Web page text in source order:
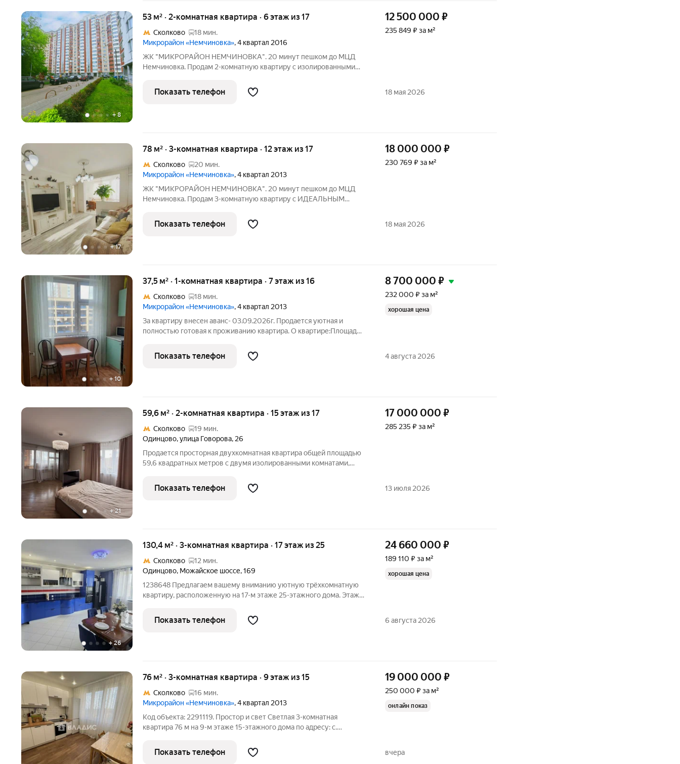
+8
53 м² · 2-комнатная квартира · 6 этаж из 17
Сколково
18 мин.
Микрорайон «Немчиновка», 4 квартал 2016
ЖК "МИКРОРАЙОН НЕМЧИНОВКА". 20 минут пешком до МЦД
Немчиновка. Продам 2-комнатную квартиру с изолированными
П-44Т. В квартире санузел раздельный, балкон застеклен.
Площадь указана с учетом
12 500 000 ₽
235 849 ₽ за м²
Показать телефон 18 мая 2026
+17
78 м² · 3-комнатная квартира · 12 этаж из 17
Сколково
20 мин.
Микрорайон «Немчиновка», 4 квартал 2013
ЖК "МИКРОРАЙОН НЕМЧИНОВКА". 20 минут пешком до МЦД
Немчиновка. Продам 3-комнатную квартиру с ИДЕАЛЬНЫМ
этаже 17-этажного дома. В квартире выполнен качественный
ремонт, оборудована гардеробная комната
18 000 000 ₽
230 769 ₽ за м²
Показать телефон 18 мая 2026
+10
37,5 м² · 1-комнатная квартира · 7 этаж из 16
Сколково
18 мин.
Микрорайон «Немчиновка», 4 квартал 2013
За квартиру внесен аванс- 03.09.2026г. Продается уютная и
полностью готовая к проживанию квартира. О квартире:Площадь:
шума дорог. Состояние: Выполнен аккуратный косметический
ремонт.
8 700 000 ₽
232 000 ₽ за м²
хорошая цена
Показать телефон 4 августа 2026
+21
59,6 м² · 2-комнатная квартира · 15 этаж из 17
Сколково
19 мин.
Одинцово,улица Говорова, 26
Продается просторная двухкомнатная квартира общей площадью
59,6 квадратных метров с двумя изолированными комнатами,
не просто приятный бонус, а практичное решение: один можно
использовать
17 000 000 ₽
285 235 ₽ за м²
Показать телефон 13 июля 2026
+26
130,4 м² · 3-комнатная квартира · 17 этаж из 25
Сколково
12 мин.
Одинцово, Можайское шоссе,169
1238648 Предлагаем вашему вниманию уютную трёхкомнатную
квартиру, расположенную на 17-м этаже 25-этажного дома. Этаж:
кухни: 21.3 м Раздельный санузел: 1 Совместный санузел: 1
Ремонт:
24 660 000 ₽
189 110 ₽ за м²
хорошая цена
Показать телефон 6 августа 2026
76 м² · 3-комнатная квартира · 9 этаж из 15
Сколково
16 мин.
Микрорайон «Немчиновка», 4 квартал 2013
Код объекта: 2291119. Простор и свет Светлая 3-комнатная
квартира 76 м на 9-м этаже 15-этажного дома по адресу: с.
двор дают хорошее естественное освещение в разное время дня
утро в
19 000 000 ₽
250 000 ₽ за м²
онлайн показ
Показать телефон вчера